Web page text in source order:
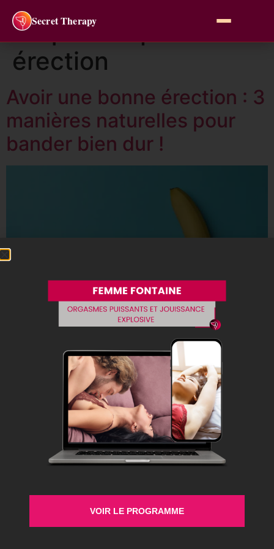
Secret Therapy
Étiquette :
problème
érection
Avoir une bonne érection : 3
manières naturelles pour
bander bien dur !
Pour beaucoup d’hommes, c’est un vrai problème d’avoir
une bonne érection et la maintenir. Déjà que beaucoup
souffrent de troubles érectiles, certains hommes
n’arrivent pas non plus à maintenir leur érection.
Pourtant, ce problème peut autant affecter l’homme qui
en souffre que son couple. D’une part, les hommes qui
ont ce petit souci perdent confiance […]
VOIR LE PROGRAMME